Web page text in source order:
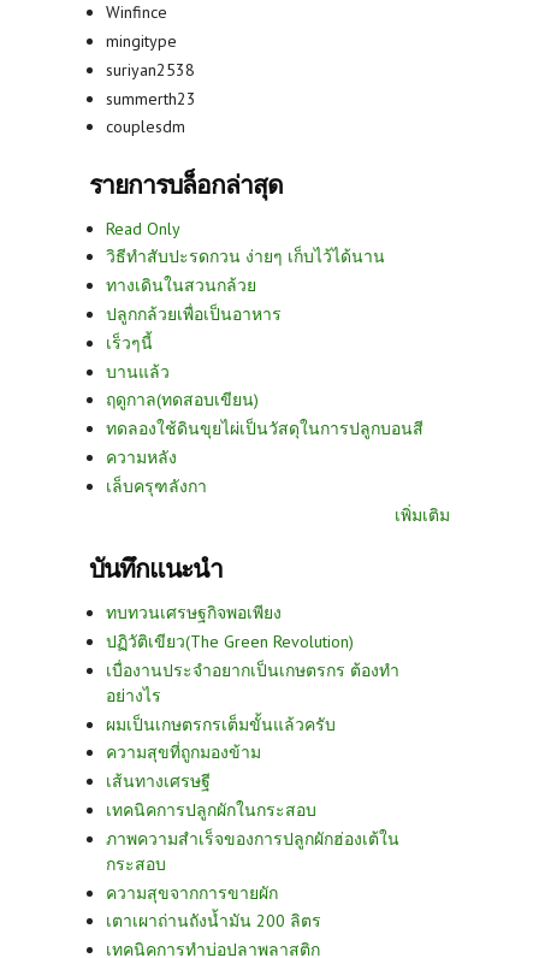
Winfince
mingitype
suriyan2538
summerth23
couplesdm
รายการบล็อกล่าสุด
Read Only
วิธีทำสับปะรดกวน ง่ายๆ เก็บไว้ได้นาน
ทางเดินในสวนกล้วย
ปลูกกล้วยเพื่อเป็นอาหาร
เร็วๆนี้
บานแล้ว
ฤดูกาล(ทดสอบเขียน)
ทดลองใช้ดินขุยไผ่เป็นวัสดุในการปลูกบอนสี
ความหลัง
เล็บครุฑลังกา
เพิ่มเติม
บันทึกแนะนำ
ทบทวนเศรษฐกิจพอเพียง
ปฏิวัติเขียว(The Green Revolution)
เบื่องานประจำอยากเป็นเกษตรกร ต้องทำ
อย่างไร
ผมเป็นเกษตรกรเต็มขั้นแล้วครับ
ความสุขที่ถูกมองข้าม
เส้นทางเศรษฐี
เทคนิคการปลูกผักในกระสอบ
ภาพความสำเร็จของการปลูกผักฮ่องเต้ใน
กระสอบ
ความสุขจากการขายผัก
เตาเผาถ่านถังน้ำมัน 200 ลิตร
เทคนิคการทำบ่อปลาพลาสติก